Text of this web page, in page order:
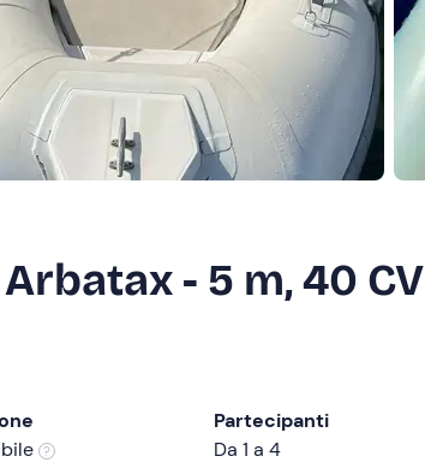
- 5 m, 40 CV
Partecipanti
Da 1 a 4